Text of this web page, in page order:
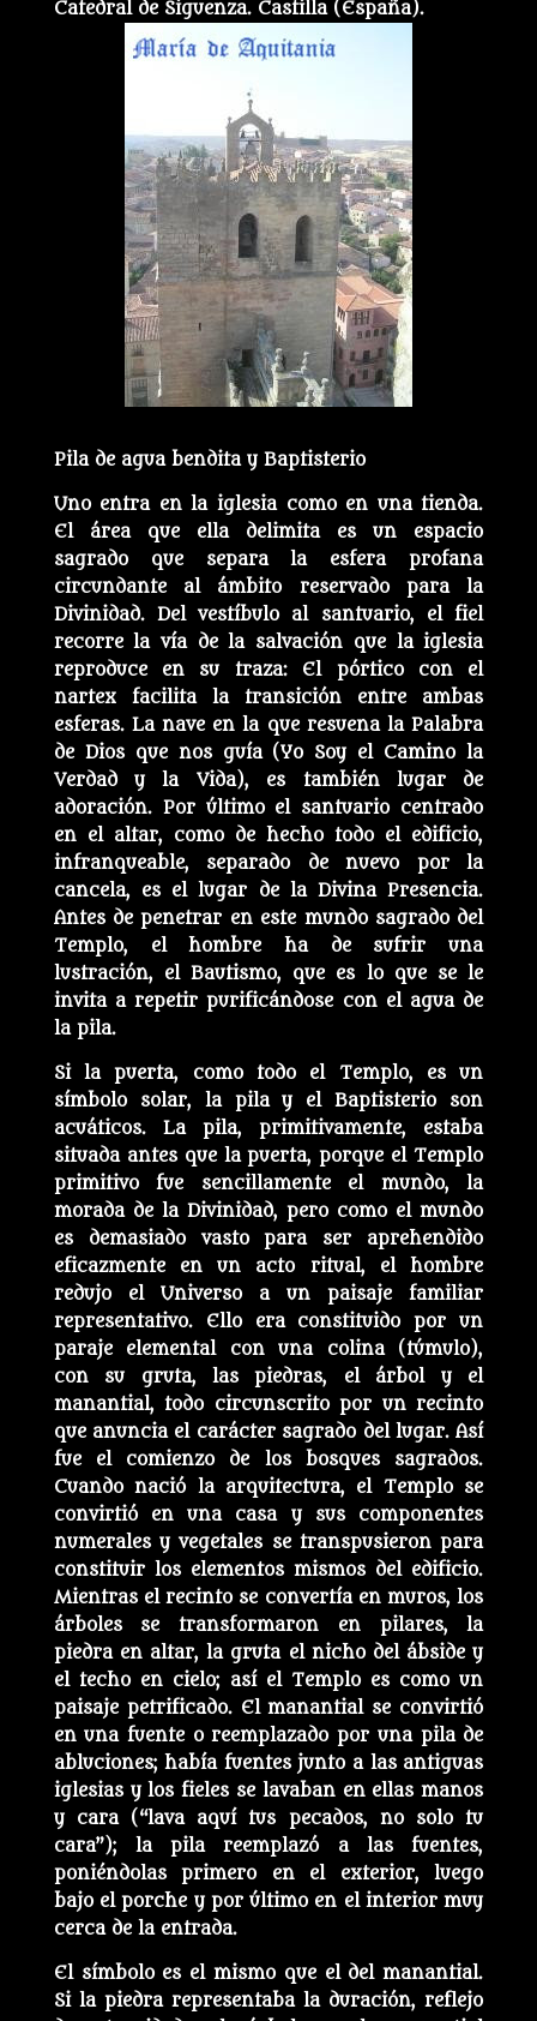
Catedral de Siguenza. Castilla (España).
Pila de agua bendita y Baptisterio
Uno entra en la iglesia como en una tienda.
El área que ella delimita es un espacio
sagrado que separa la esfera profana
circundante al ámbito reservado para la
Divinidad. Del vestíbulo al santuario, el fiel
recorre la vía de la salvación que la iglesia
reproduce en su traza: El pórtico con el
nartex facilita la transición entre ambas
esferas. La nave en la que resuena la Palabra
de Dios que nos guía (Yo Soy el Camino la
Verdad y la Vida), es también lugar de
adoración. Por último el santuario centrado
en el altar, como de hecho todo el edificio,
infranqueable, separado de nuevo por la
cancela, es el lugar de la Divina Presencia.
Antes de penetrar en este mundo sagrado del
Templo, el hombre ha de sufrir una
lustración, el Bautismo, que es lo que se le
invita a repetir purificándose con el agua de
la pila.
Si la puerta, como todo el Templo, es un
símbolo solar, la pila y el Baptisterio son
acuáticos. La pila, primitivamente, estaba
situada antes que la puerta, porque el Templo
primitivo fue sencillamente el mundo, la
morada de la Divinidad, pero como el mundo
es demasiado vasto para ser aprehendido
eficazmente en un acto ritual, el hombre
redujo el Universo a un paisaje familiar
representativo. Ello era constituido por un
paraje elemental con una colina (túmulo),
con su gruta, las piedras, el árbol y el
manantial, todo circunscrito por un recinto
que anuncia el carácter sagrado del lugar. Así
fue el comienzo de los bosques sagrados.
Cuando nació la arquitectura, el Templo se
convirtió en una casa y sus componentes
numerales y vegetales se transpusieron para
constituir los elementos mismos del edificio.
Mientras el recinto se convertía en muros, los
árboles se transformaron en pilares, la
piedra en altar, la gruta el nicho del ábside y
el techo en cielo; así el Templo es como un
paisaje petrificado. El manantial se convirtió
en una fuente o reemplazado por una pila de
abluciones; había fuentes junto a las antiguas
iglesias y los fieles se lavaban en ellas manos
y cara (“lava aquí tus pecados, no solo tu
cara”); la pila reemplazó a las fuentes,
poniéndolas primero en el exterior, luego
bajo el porche y por último en el interior muy
cerca de la entrada.
El símbolo es el mismo que el del manantial.
Si la piedra representaba la duración, reflejo